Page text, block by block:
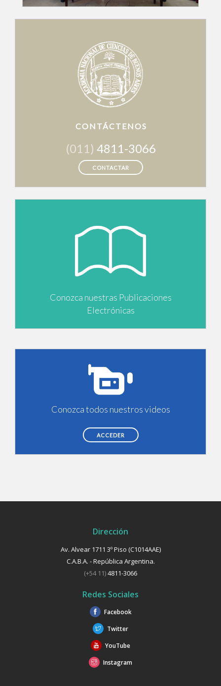
CONTÁCTENOS
(011) 4811-3066
CONTACTAR
Conozca nuestras Publicaciones
Electrónicas
Conozca todos nuestros videos
ACCEDER
Dirección
Av. Alvear 1711 3º Piso (C1014AAE)
C.A.B.A. - República Argentina.
(+54 11)4811-3066
Redes Sociales
Facebook
Twitter
YouTube
Instagram